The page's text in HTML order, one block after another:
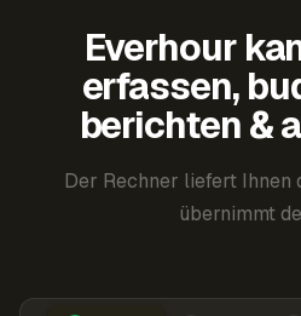
Everhour
erfassen,
berichten &
Der Rechner liefert
übernimmt